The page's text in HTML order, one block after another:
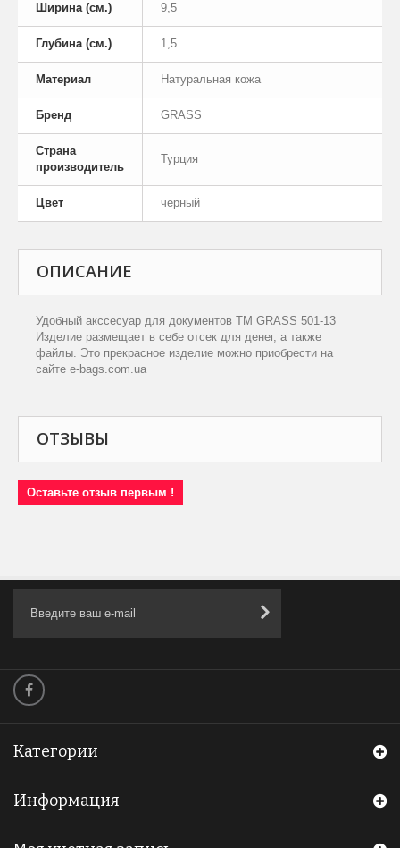
Ширина (см.) 9,5
Глубина (см.) 1,5
Материал Натуральная кожа
Бренд GRASS
Страна
производитель
Турция
Цвет черный
ОПИСАНИЕ
Удобный акссесуар для документов TM GRASS 501-13
Изделие размещает в себе отсек для денег, а также
файлы. Это прекрасное изделие можно приобрести на
сайте e-bags.com.ua
ОТЗЫВЫ
Оставьте отзыв первым !
Категории
Информация